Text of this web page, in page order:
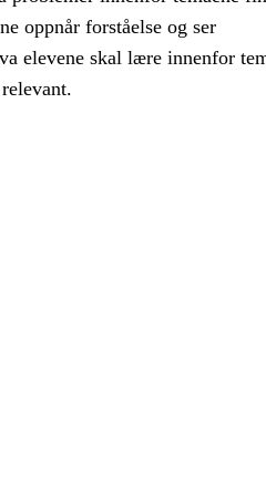
oppnår forståelse og ser
elevene skal lære innenfor